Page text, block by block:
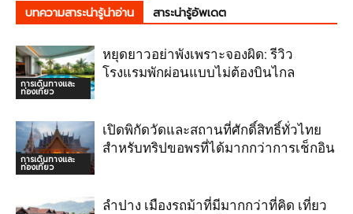
บทความสาระน่ารู้น่าอ่าน สาระน่ารู้อัพเดต
การเดินทางและ
ท่องเที่ยว
หยุดยาวอย่าพังเพราะจองผิด: รีวิว
โรงแรมพักผ่อนแบบไม่ต้องบินไกล
การเดินทางและ
ท่องเที่ยว
เปิดพิกัดวัดและสถานที่ศักดิ์สิทธิ์ทั่วไทย
สำหรับทริปขอพรที่ได้มากกว่าการเช็กอิน
ลำปาง เมืองรถม้าที่มีมากกว่าที่คิด เที่ยว